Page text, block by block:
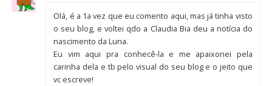
Olá, é a 1a vez que eu comento aqui, mas já tinha visto
o seu blog, e voltei qdo a Claudia Bia deu a notícia do
nascimento da Luna.
Eu vim aqui pra conhecê-la e me apaixonei pela
carinha dela e tb pelo visual do seu blog e o jeito que
vc escreve!